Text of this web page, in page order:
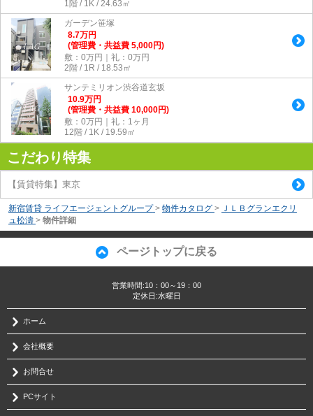
1階 / 1K / 24.63㎡
ガーデン笹塚
8.7万円
(管理費・共益費 5,000円)
敷：0万円｜礼：0万円
2階 / 1R / 18.53㎡
サンテミリオン渋谷道玄坂
10.9万円
(管理費・共益費 10,000円)
敷：0万円｜礼：1ヶ月
12階 / 1K / 19.59㎡
こだわり特集
【賃貸特集】東京
新宿賃貸 ライフエージェントグループ > 物件カタログ > ＪＬＢグランエクリ
ュ松濤 > 物件詳細
ページトップに戻る
営業時間:10：00～19：00
定休日:水曜日
ホーム
会社概要
お問合せ
PCサイト